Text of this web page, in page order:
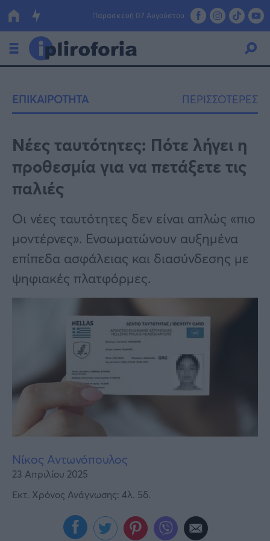
Παρασκευή 07 Αυγούστου
Οικονομία
Πολιτική
Τράπεζες
Επιδοτήσεις
ΕΣΠΑ
Κόσμος
Lifestyle
Αθλητικά
Υγεία
Γυναίκα
ΕΠΙΚΑΙΡΟΤΗΤΑ ΠΕΡΙΣΣΟΤΕΡΕΣ
Νέες ταυτότητες: Πότε λήγει η
προθεσμία για να πετάξετε τις
παλιές
Οι νέες ταυτότητες δεν είναι απλώς «πιο
μοντέρνες». Ενσωματώνουν αυξημένα
επίπεδα ασφάλειας και διασύνδεσης με
ψηφιακές πλατφόρμες.
Νίκος Αντωνόπουλος
23 Απριλίου 2025
Εκτ. Χρόνος Ανάγνωσης: 4λ. 5δ.